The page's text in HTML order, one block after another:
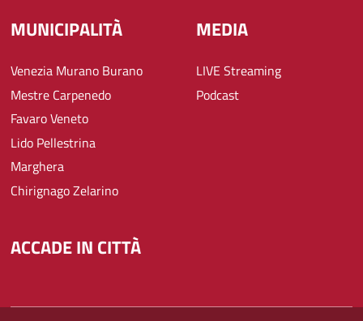
MUNICIPALITÀ
Venezia Murano Burano
Mestre Carpenedo
Favaro Veneto
Lido Pellestrina
Marghera
Chirignago Zelarino
MEDIA
LIVE Streaming
Podcast
ACCADE IN CITTÀ